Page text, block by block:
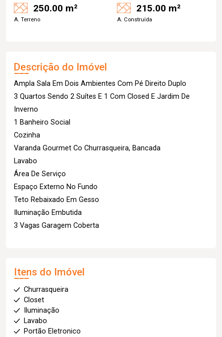
250.00 m²
A. Terreno
215.00 m²
A. Construída
Descrição do Imóvel
Ampla Sala Em Dois Ambientes Com Pé Direito Duplo
3 Quartos Sendo 2 Suítes E 1 Com Closed E Jardim De
Inverno
1 Banheiro Social
Cozinha
Varanda Gourmet Co Churrasqueira, Bancada
Lavabo
Área De Serviço
Espaço Externo No Fundo
Teto Rebaixado Em Gesso
Iluminação Embutida
3 Vagas Garagem Coberta
Itens do Imóvel
Churrasqueira
Closet
Iluminação
Lavabo
Portão Eletronico